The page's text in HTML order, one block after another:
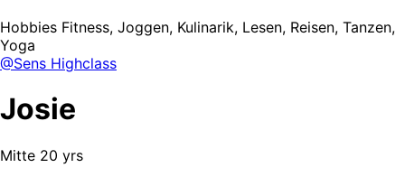
Hobbies Fitness, Joggen, Kulinarik, Lesen, Reisen, Tanzen,
Yoga
@Sens Highclass
Josie
Mitte 20 yrs